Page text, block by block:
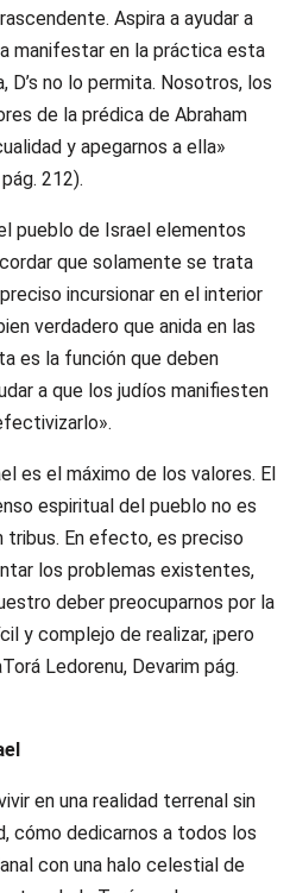
Aspira a ayudar a
manifestar en la práctica esta
D’s no lo permita. Nosotros, los
de la prédica de Abraham
y apegarnos a ella»
212).
pueblo de Israel elementos
que solamente se trata
incursionar en el interior
verdadero que anida en las
es la función que deben
a que los judíos manifiesten
es el máximo de los valores. El
espiritual del pueblo no es
tribus. En efecto, es preciso
los problemas existentes,
deber preocuparnos por la
y complejo de realizar, ¡pero
Ledorenu, Devarim pág.
en una realidad terrenal sin
cómo dedicarnos a todos los
con una halo celestial de